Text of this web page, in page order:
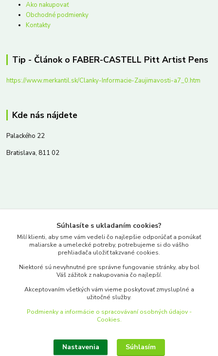
Ako nakupovať
Obchodné podmienky
Kontakty
Tip - Článok o FABER-CASTELL Pitt Artist Pens
https://www.merkantil.sk/Clanky-Informacie-Zaujimavosti-a7_0.htm
Kde nás nájdete
Palackého 22
Bratislava, 811 02
www.merkantil.sk
Pondelok-Piatok: 9.00-17.00hod.
objednavky@merkantil-obchod.sk
Súhlasíte s ukladaním cookies?
Milí klienti, aby sme vám vedeli čo najlepšie odporúčať a ponúkať
maliarske a umelecké potreby, potrebujeme si do vášho
prehliadača uložiť takzvané cookies.
Niektoré sú nevyhnutné pre správne fungovanie stránky, aby bol
Váš zážitok z nakupovania čo najlepší.
Akceptovaním všetkých vám vieme poskytovať zmysluplné a
užitočné služby.
Podmienky a informácie o spracovávaní osobných údajov -
Cookies.
Nastavenia Súhlasím